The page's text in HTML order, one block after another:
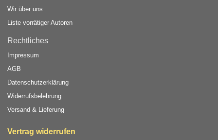
Wir über uns
Liste vorrätiger Autoren
Rechtliches
Impressum
AGB
Datenschutzerklärung
Widerrufsbelehrung
Versand & Lieferung
Vertrag widerrufen